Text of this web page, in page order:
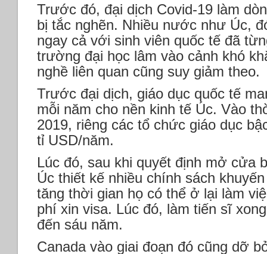
Trước đó, đại dịch Covid-19 làm
bị tắc nghẽn. Nhiều nước như Úc,
ngay cả với sinh viên quốc tế đã
trường đại học lâm vào cảnh khó
nghề liên quan cũng suy giảm theo.
Trước đại dịch, giáo dục quốc tế
mỗi năm cho nền kinh tế Úc. Vào
2019, riêng các tổ chức giáo dục
tỉ USD/năm.
Lúc đó, sau khi quyết định mở cửa
Úc thiết kế nhiều chính sách
tăng thời gian họ có thể ở lại làm
phí xin visa. Lúc đó, làm tiến sĩ
đến sáu năm.
Canada vào giai đoạn đó cũng dỡ